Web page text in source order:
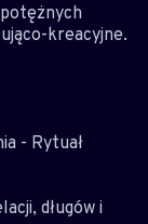
kreacyjne.
- Rytuał
długów i